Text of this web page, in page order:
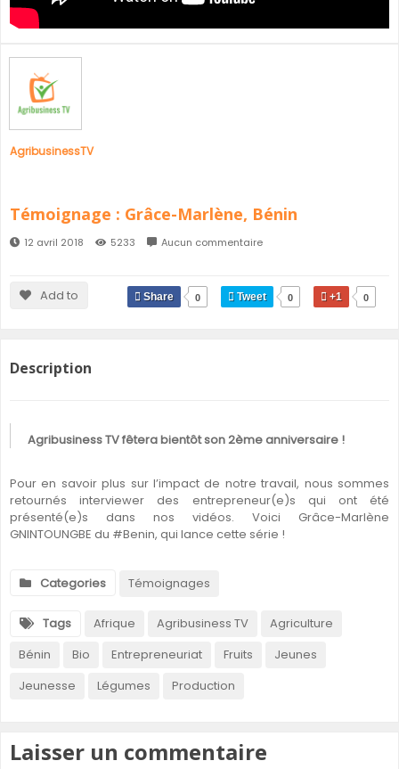
SÉNÉGAL
GUINÉE
AgribusinessTV
Témoignage : Grâce-Marlène, Bénin
12 avril 2018 5233 Aucun commentaire
Add to Share 0 Tweet 0 +1 0
Description
Agribusiness TV fêtera bientôt son 2ème anniversaire !
Pour en savoir plus sur l’impact de notre travail, nous sommes
retournés interviewer des entrepreneur(e)s qui ont été
présenté(e)s dans nos vidéos. Voici Grâce-Marlène
GNINTOUNGBE du #Benin, qui lance cette série !
Categories Témoignages
Tags Afrique Agribusiness TV
Agriculture
Bénin
Bio Entrepreneuriat Fruits
Jeunes
Jeunesse
Légumes Production
Laisser un commentaire